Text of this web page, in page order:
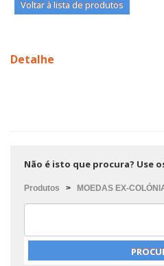
Voltar à lista de produtos
Detalhe
Não é isto que procura? Use
Produtos > MOEDAS EX-